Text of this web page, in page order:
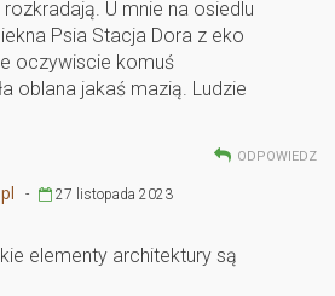
U mnie na osiedlu
Psia Stacja Dora z eko
oczywiscie komuś
oblana jakaś mazią. Ludzie
ODPOWIEDZ
- 27 listopada 2023
elementy architektury są